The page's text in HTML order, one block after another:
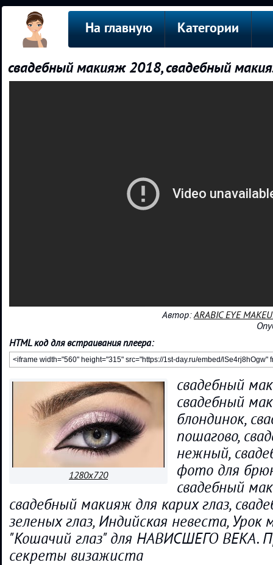
На главную Категории
свадебный макияж 2018, свадебный
Автор:ARABIC EYE
HTML код для встраивания плеера:
1280x720
свадебный
свадебный
блондинок,
пошагово,
нежный,
фото для
свадебный
свадебный макияж для карих глаз,
зеленых глаз, Индийская невеста,
"Кошачий глаз" для НАВИСШЕГО ВЕКА.
секреты визажиста